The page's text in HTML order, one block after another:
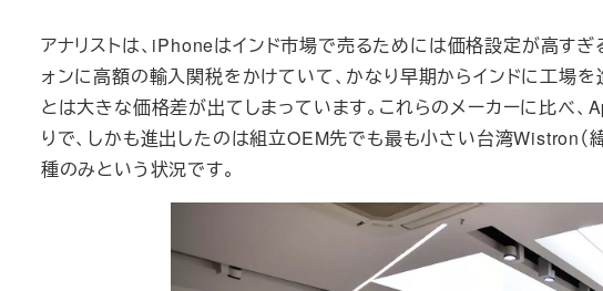
アナリストは、iPhoneはインド市場で売るためには価格設定が高す
ォンに高額の輸入関税をかけていて、かなり早期からインドに工場
とは大きな価格差が出てしまっています。これらのメーカーに比べ
りで、しかも進出したのは組立OEM先でも最も小さい台湾Wistron
種のみという状況です。